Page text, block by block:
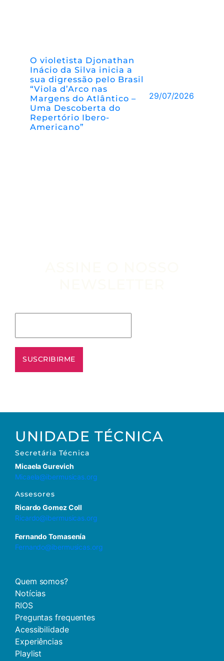
O violetista Djonathan
Inácio da Silva inicia a
sua digressão pelo Brasil
“Viola d’Arco nas
Margens do Atlântico –
Uma Descoberta do
Repertório Ibero-
Americano”
29/07/2026
UNIDADE TÉCNICA
Secretária Técnica
Micaela Gurevich
Micaela@ibermusicas.org
Assesores
Ricardo Gomez Coll
Ricardo@ibermusicas.org
Fernando Tomasenía
Fernando@ibermusicas.org
Quem somos?
Notícias
RIOS
Preguntas frequentes
Acessibilidade
Experiências
Playlist